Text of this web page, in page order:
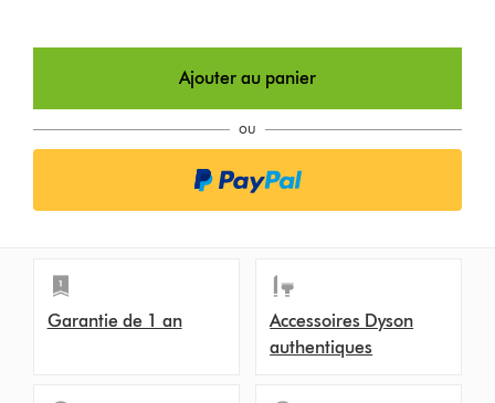
Ajouter au panier
ou
Garantie de 1 an
Accessoires Dyson
authentiques